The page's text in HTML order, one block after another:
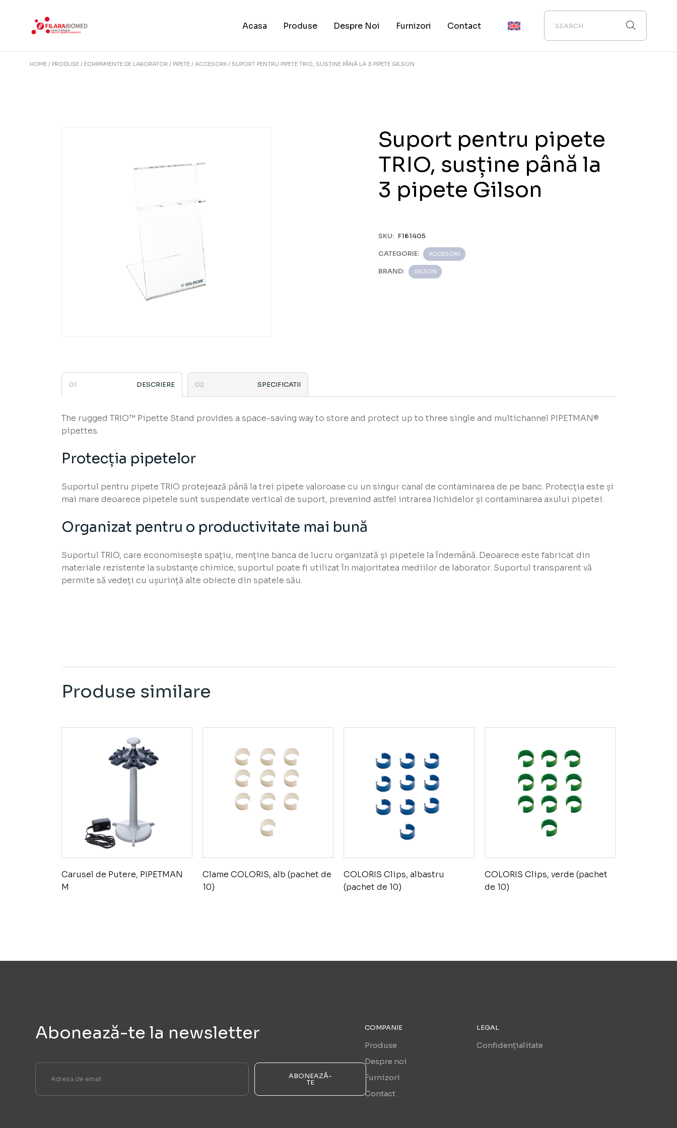
Acasa Produse Despre Noi Furnizori Contact
HOME PRODUSE ECHIPAMENTE DE LABORATOR PIPETE ACCESORII SUPORT PENTRU PIPETE TRIO, SUSȚINE PÂNĂ LA 3 PIPETE GILSON
Suport pentru pipete
TRIO, susține până la
3 pipete Gilson
SKU: F161405
CATEGORIE: ACCESORII
BRAND: GILSON
DESCRIERE SPECIFICATII
The rugged TRIO™ Pipette Stand provides a space-saving way to store and protect up to three single and multichannel PIPETMAN®
pipettes.
Protecția pipetelor
Suportul pentru pipete TRIO protejează până la trei pipete valoroase cu un singur canal de contaminarea de pe banc. Protecția este și
mai mare deoarece pipetele sunt suspendate vertical de suport, prevenind astfel intrarea lichidelor și contaminarea axului pipetei.
Organizat pentru o productivitate mai bună
Suportul TRIO, care economisește spațiu, menține banca de lucru organizată și pipetele la îndemână. Deoarece este fabricat din
materiale rezistente la substanțe chimice, suportul poate fi utilizat în majoritatea mediilor de laborator. Suportul transparent vă
permite să vedeți cu ușurință alte obiecte din spatele său.
Produse similare
Carusel de Putere, PIPETMAN
M
Clame COLORIS, alb (pachet de
10)
COLORIS Clips, albastru
(pachet de 10)
COLORIS Clips, verde (pachet
de 10)
Abonează-te la newsletter
ABONEAZĂ-
TE
COMPANIE
Produse
Despre noi
Furnizori
Contact
LEGAL
Confidențialitate